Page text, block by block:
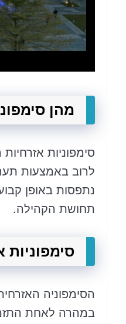
מהן
סימפוניות
לרוב באמצעות
נתפסות באופן
תחושת הקהילה.
סימפוניות
במהרה לאחת